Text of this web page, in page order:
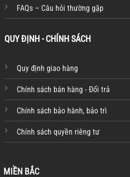
FAQs – Câu hỏi thường gặp
QUY ĐỊNH - CHÍNH SÁCH
Quy định giao hàng
Chính sách bán hàng - Đổi trả
Chính sách bảo hành, bảo trì
Chính sách quyền riêng tư
MIỀN BẮC